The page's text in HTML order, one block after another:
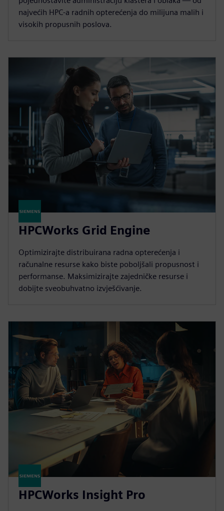
najvećih HPC-a radnih opterećenja do milijuna malih i
visokih propusnih poslova.
HPCWorks Grid Engine
Optimizirajte distribuirana radna opterećenja i
računalne resurse kako biste poboljšali propusnost i
performanse. Maksimizirajte zajedničke resurse i
dobijte sveobuhvatno izvješćivanje.
HPCWorks Insight Pro